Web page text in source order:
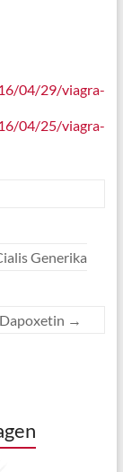
04/29/viagra-
04/25/viagra-
Generika
→